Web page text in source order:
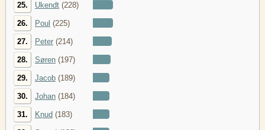
25. Ukendt (228)
26. Poul (225)
27. Peter (214)
28. Søren (197)
29. Jacob (189)
30. Johan (184)
31. Knud (183)